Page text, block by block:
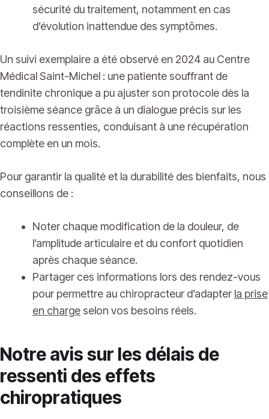
sécurité du traitement, notamment en cas
d’évolution inattendue des symptômes.
Un suivi exemplaire a été observé en 2024 au Centre
Médical Saint-Michel : une patiente souffrant de
tendinite chronique a pu ajuster son protocole dès la
troisième séance grâce à un dialogue précis sur les
réactions ressenties, conduisant à une récupération
complète en un mois.
Pour garantir la qualité et la durabilité des bienfaits, nous
conseillons de :
Noter chaque modification de la douleur, de
l’amplitude articulaire et du confort quotidien
après chaque séance.
Partager ces informations lors des rendez-vous
pour permettre au chiropracteur d’adapter la prise
en charge selon vos besoins réels.
Notre avis sur les délais de
ressenti des effets
chiropratiques